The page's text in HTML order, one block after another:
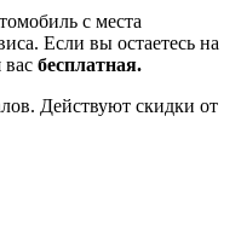
с места
Если вы остаетесь на
вас бесплатная.
Действуют скидки от